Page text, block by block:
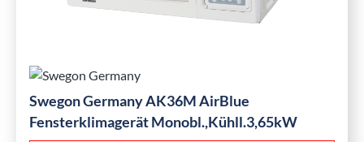
Swegon Germany AK36M AirBlue
Fensterklimagerät Monobl.,Kühll.3,65kW